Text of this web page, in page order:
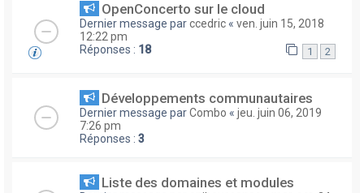
OpenConcerto sur le cloud
Dernier message parccedric « ven. juin 15, 2018
12:22 pm
Réponses : 18 1 2
Développements communautaires
Dernier message parCombo « jeu. juin 06, 2019
7:26 pm
Réponses : 3
Liste des domaines et modules